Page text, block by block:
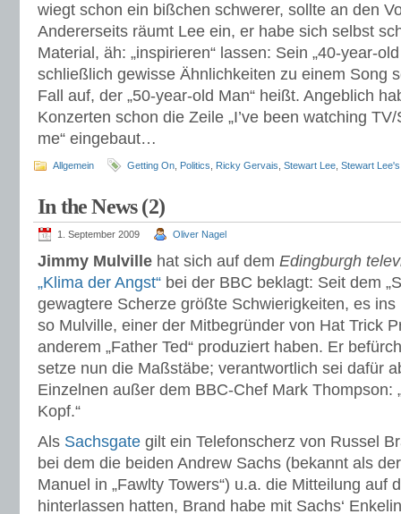
wiegt schon ein bißchen schwerer, sollte an den
Andererseits räumt Lee ein, er habe sich selbst
Material, äh: „inspirieren“ lassen: Sein „40-year-
schließlich gewisse Ähnlichkeiten zu einem Song
Fall auf, der „50-year-old Man“ heißt. Angeblich
Konzerten schon die Zeile „I’ve been watching
me“ eingebaut…
Allgemein Getting On Politics Ricky Gervais Stewart Lee Stewart
In the News (2)
1. September 2009 Oliver Nagel
Jimmy Mulville hat sich auf dem Edingburgh
„Klima der Angst“ bei der BBC beklagt: Seit dem
gewagtere Scherze größte Schwierigkeiten, es
so Mulville, einer der Mitbegründer von Hat Trick
anderem „Father Ted“ produziert haben. Er
setze nun die Maßstäbe; verantwortlich sei dafür
Einzelnen außer dem BBC-Chef Mark Thompson:
Kopf.“
Als Sachsgate gilt ein Telefonscherz von Russel
bei dem die beiden Andrew Sachs (bekannt als
Manuel in „Fawlty Towers“) u.a. die Mitteilung auf
hinterlassen hatten, Brand habe mit Sachs‘